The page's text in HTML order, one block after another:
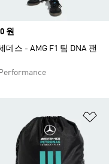
원
데스 - AMG F1 팀 DNA 팬